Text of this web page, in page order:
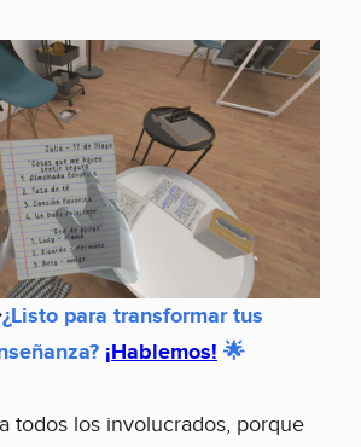
¿Listo para transformar tus
¡Hablemos! 🌟
todos los involucrados, porque